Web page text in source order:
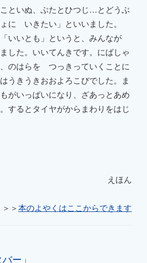
といぬ、ぶたとひつじ…とどうぶ
に いきたい」といいました。
いいとも」というと、みんなが
した。いいてんきです。にばしゃ
のはらを つっきっていくことに
うきうきおおよろこびでした。ま
がいっぱいになり、ざあっとあめ
するとタイヤがからまわりをはじ
えほん
＞＞本のよやくはここからできます
バー 」